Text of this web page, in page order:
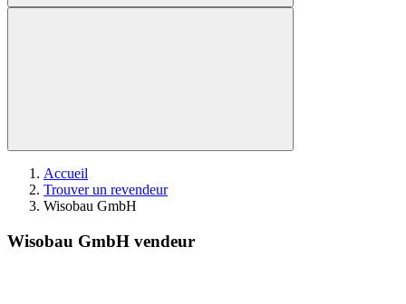
Accueil
Trouver un revendeur
Wisobau GmbH
Wisobau GmbH vendeur